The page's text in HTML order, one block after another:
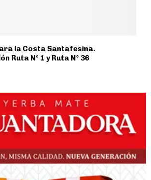
la Costa Santafesina.
Ruta N° 1 y Ruta N° 36